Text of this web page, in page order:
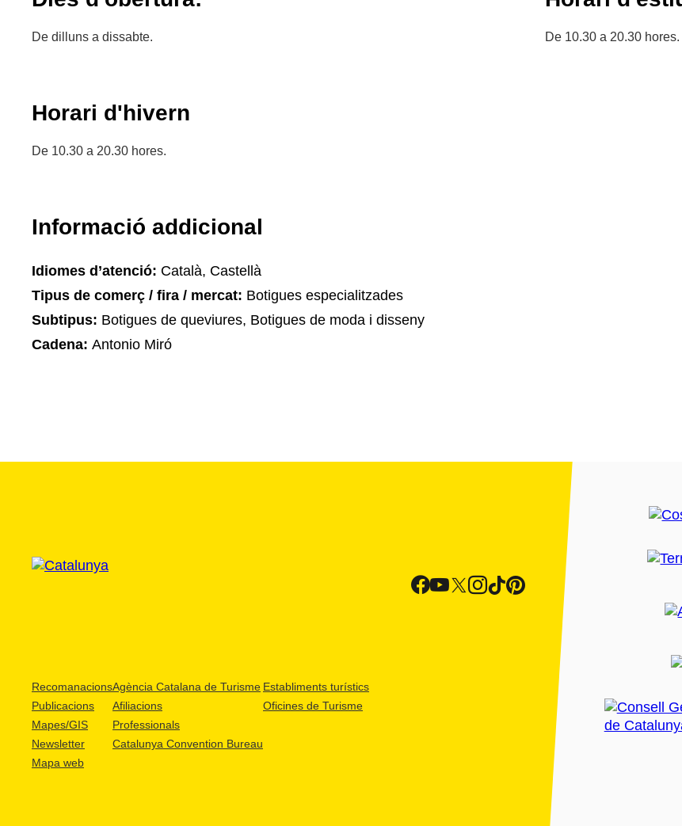
De dilluns a dissabte. De 10.30 a 20.30 hores.
Horari d'hivern
De 10.30 a 20.30 hores.
Informació addicional
Idiomes d’atenció: Català, Castellà
Tipus de comerç / fira / mercat: Botigues especialitzades
Subtipus: Botigues de queviures, Botigues de moda i disseny
Cadena: Antonio Miró
Recomanacions
Publicacions
Mapes/GIS
Newsletter
Mapa web
Agència Catalana de Turisme
Afiliacions
Professionals
Catalunya Convention Bureau
Establiments turístics
Oficines de Turisme